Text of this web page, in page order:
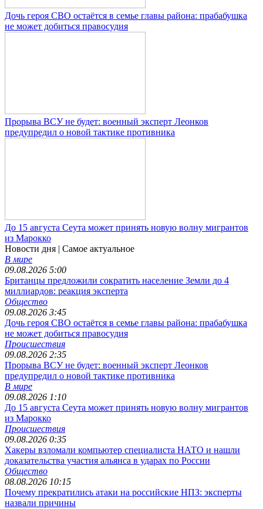
Дочь героя СВО остаётся в семье главы района: прабабушка
не может добиться правосудия
Прорыва ВСУ не будет: военный эксперт Леонков
предупредил о новой тактике противника
До 15 августа Сеута может принять новую волну мигрантов
из Марокко
Новости дня | Самое актуальное
В мире
09.08.2026 5:00
Британцы предложили сократить население Земли до 4
миллиардов: реакция эксперта
Общество
09.08.2026 3:45
Дочь героя СВО остаётся в семье главы района: прабабушка
не может добиться правосудия
Происшествия
09.08.2026 2:35
Прорыва ВСУ не будет: военный эксперт Леонков
предупредил о новой тактике противника
В мире
09.08.2026 1:10
До 15 августа Сеута может принять новую волну мигрантов
из Марокко
Происшествия
09.08.2026 0:35
Хакеры взломали компьютер специалиста НАТО и нашли
доказательства участия альянса в ударах по России
Общество
08.08.2026 10:15
Почему прекратились атаки на российские НПЗ: эксперты
назвали причины